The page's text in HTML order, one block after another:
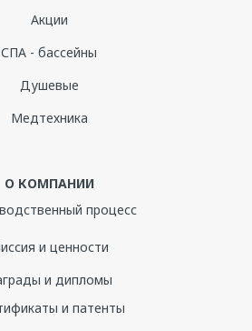
Акции
СПА - бассейны
Душевые
Медтехника
О КОМПАНИИ
процесс
и ценности
и дипломы
и патенты